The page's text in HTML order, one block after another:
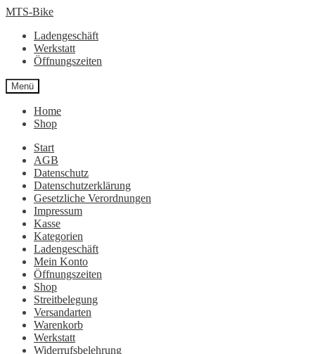
Zur
springen
Zum
springen
MTS-Bike
Ladengeschäft
Werkstatt
Öffnungszeiten
Menü
Home
Shop
Start
AGB
Datenschutz
Datenschutzerklärung
Gesetzliche Verordnungen
Impressum
Kasse
Kategorien
Ladengeschäft
Mein Konto
Öffnungszeiten
Shop
Streitbelegung
Versandarten
Warenkorb
Werkstatt
Widerrufsbelehrung